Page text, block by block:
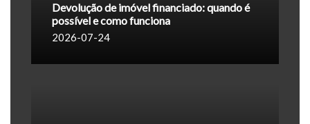
Devolução de imóvel financiado: quando é
possível e como funciona
2026-07-24